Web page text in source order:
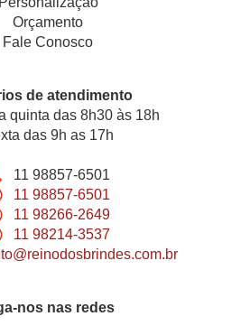
Orçamento
Fale Conosco
de atendimento
quinta das 8h30 às 18h
das 9h as 17h
11 98857-6501
11 98857-6501
11 98266-2649
11 98214-3537
nos nas redes